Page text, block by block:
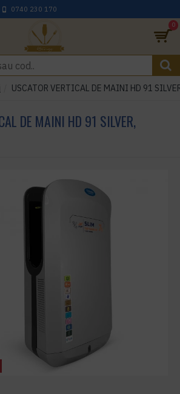
0740 230 170
0
USCATOR VERTICAL DE MAINI HD 91
DE MAINI HD 91 SILVER,